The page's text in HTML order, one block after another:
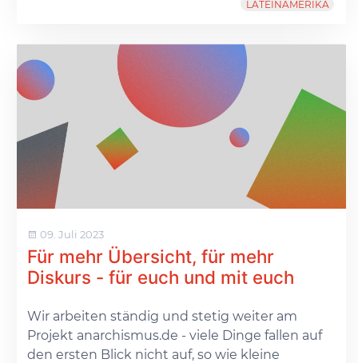
LATEINAMERIKA
09. Juli 2023
Für mehr Übersicht, für mehr
Diskurs - für euch und mit euch
Wir arbeiten ständig und stetig weiter am
Projekt anarchismus.de - viele Dinge fallen auf
den ersten Blick nicht auf, so wie kleine